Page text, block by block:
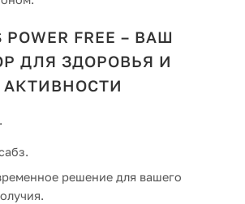
POWER FREE – ВАШ
ДЛЯ ЗДОРОВЬЯ И
АКТИВНОСТИ
решение для вашего